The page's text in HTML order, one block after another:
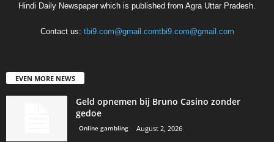
Hindi Daily Newspaper which is published from Agra Uttar Pradesh.
Contact us: tbi9.com@gmail.comtbi9.com@gmail.com
EVEN MORE NEWS
Geld opnemen bij Bruno Casino zonder
gedoe
Online gambling August 2, 2026